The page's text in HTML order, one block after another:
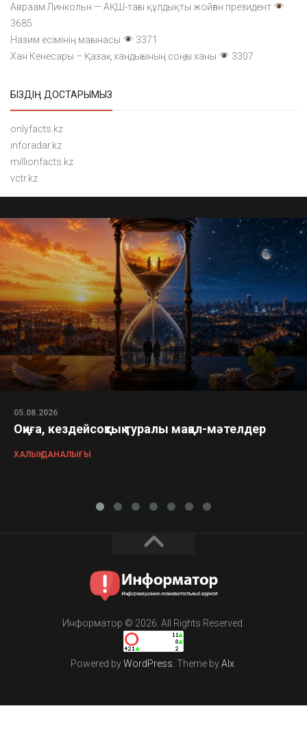
Авраам Линкольн — АҚШ-тағы құлдықты жойған президент
3685
Назим есімінің мағынасы
3371
Хан Кенесары – Қазақ хандығының соңғы ханы
3307
БІЗДІҢ ДОСТАРЫМЫЗ
onlyfacts.kz
inforadar.kz
millionfacts.kz
vctr.kz
05.08.2026
Оқиға, кездейсоқтық туралы мақал-мәтелдер
ХАЛЫҚ ДАНАЛЫҒЫ
Информатор © 2026. All Rights Reserved.
Powered byWordPress. Theme byAlx.